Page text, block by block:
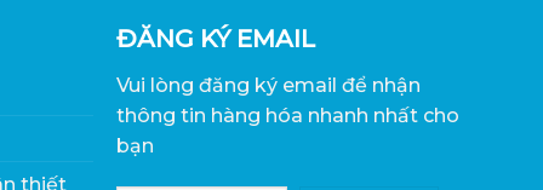
thiết
ĐĂNG KÝ EMAIL
Vui lòng đăng ký email để nhận
thông tin hàng hóa nhanh nhất cho
bạn